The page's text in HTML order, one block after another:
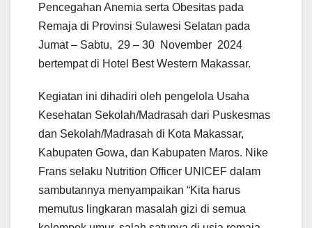
Pencegahan Anemia serta Obesitas pada
Remaja di Provinsi Sulawesi Selatan pada
Jumat – Sabtu, 29 – 30 November 2024
bertempat di Hotel Best Western Makassar.
Kegiatan ini dihadiri oleh pengelola Usaha
Kesehatan Sekolah/Madrasah dari Puskesmas
dan Sekolah/Madrasah di Kota Makassar,
Kabupaten Gowa, dan Kabupaten Maros. Nike
Frans selaku Nutrition Officer UNICEF dalam
sambutannya menyampaikan “Kita harus
memutus lingkaran masalah gizi di semua